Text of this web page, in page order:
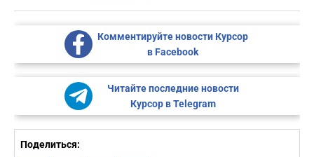
Комментируйте новости Курсор
в Facebook
Читайте последние новости
Курсор в Telegram
Поделиться: